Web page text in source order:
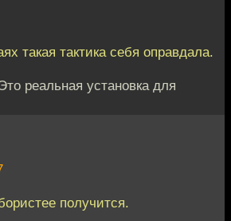
такая тактика себя оправдала.
реальная установка для
получится.